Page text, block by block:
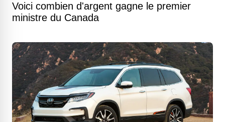
Voici combien d'argent gagne le premier
ministre du Canada